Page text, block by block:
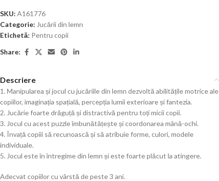
SKU: A161776
Categorie: Jucării din lemn
Etichetă: Pentru copii
Share:
Descriere
1. Manipularea și jocul cu jucăriile din lemn dezvoltă abilitățile motrice ale
copiilor, imaginația spațială, percepția lumii exterioare și fantezia.
2. Jucărie foarte drăguță și distractivă pentru toți micii copii.
3. Jocul cu acest puzzle îmbunătățește și coordonarea mână-ochi.
4. Învață copiii să recunoască și să atribuie forme, culori, modele
individuale.
5. Jocul este în întregime din lemn și este foarte plăcut la atingere.
Adecvat copiilor cu vârstă de peste 3 ani.